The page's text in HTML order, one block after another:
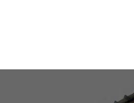
Afonso